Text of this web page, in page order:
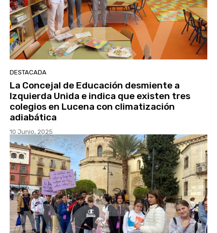
DESTACADA
La Concejal de Educación desmiente a
Izquierda Unida e indica que existen tres
colegios en Lucena con climatización
adiabática
10 Junio, 2025